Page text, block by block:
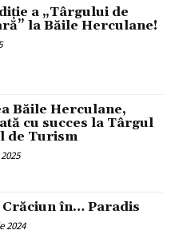
a „Târgului de
la Băile Herculane!
Băile Herculane,
cu succes la Târgul
de Turism
Crăciun în… Paradis
2024